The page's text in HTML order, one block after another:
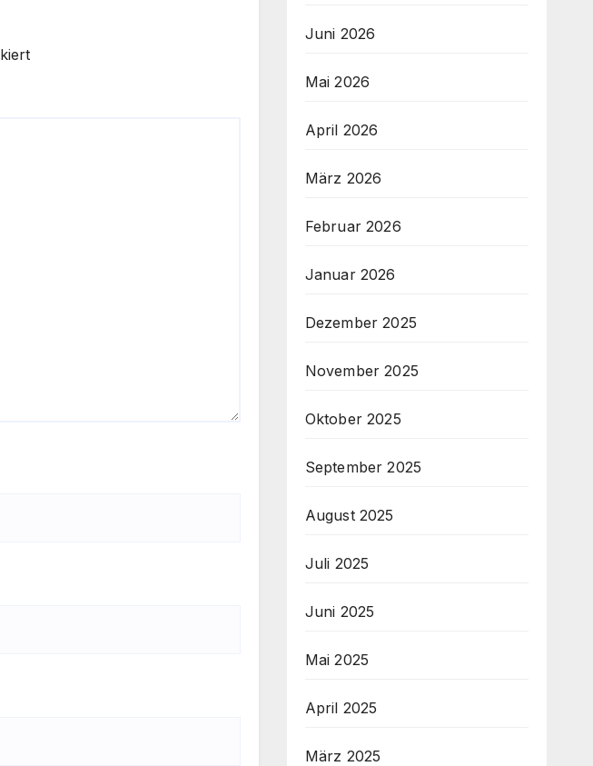
Juni 2026
Mai 2026
April 2026
März 2026
Februar 2026
Januar 2026
Dezember 2025
November 2025
Oktober 2025
September 2025
August 2025
Juli 2025
Juni 2025
Mai 2025
April 2025
März 2025